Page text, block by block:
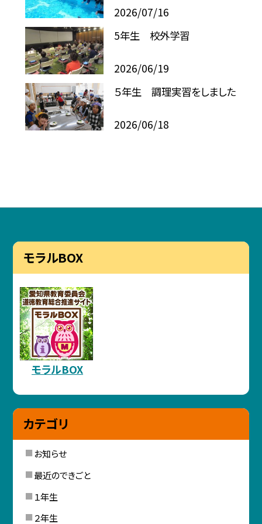
2026/07/16
5年生 校外学習
2026/06/19
５年生 調理実習をしました
2026/06/18
モラルBOX
モラルBOX
カテゴリ
お知らせ
最近のできごと
１年生
２年生